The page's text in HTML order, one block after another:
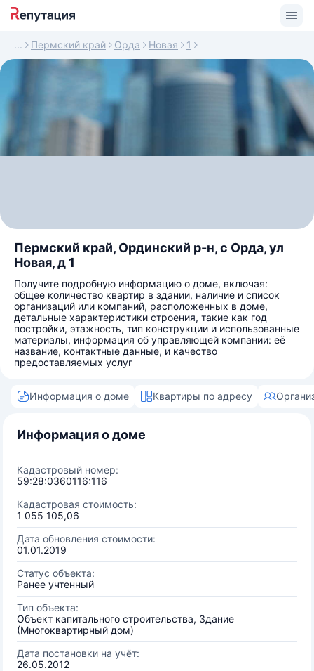
Пермский край Орда Новая 1
Пермский край, Ординский р-н, с Орда, ул
Новая, д 1
Получите подробную информацию о доме, включая:
общее количество квартир в здании, наличие и список
организаций или компаний, расположенных в доме,
детальные характеристики строения, такие как год
постройки, этажность, тип конструкции и использованные
материалы, информация об управляющей компании: её
название, контактные данные, и качество
предоставляемых услуг
Информация о доме Квартиры по адресу
Информация о доме
Кадастровый номер:
59:28:0360116:116
Кадастровая стоимость:
1 055 105,06
Дата обновления стоимости:
01.01.2019
Статус объекта:
Ранее учтенный
Тип объекта:
Объект капитального строительства, Здание
(Многоквартирный дом)
Дата постановки на учёт:
26.05.2012